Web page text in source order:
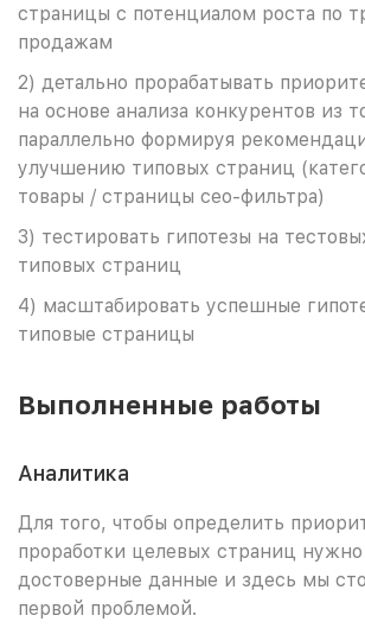
страницы с потенциалом роста по
продажам
2) детально прорабатывать
на основе анализа конкурентов из
параллельно формируя
улучшению типовых страниц
товары / страницы сео-фильтра)
3) тестировать гипотезы на
типовых страниц
4) масштабировать успешные
типовые страницы
Выполненные работы
Аналитика
Для того, чтобы определить
проработки целевых страниц
достоверные данные и здесь мы
первой проблемой.